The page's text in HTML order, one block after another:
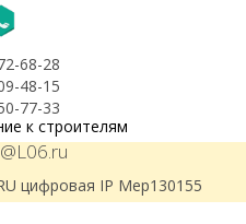
68-28
48-15
77-33
к строителям
цифровая IP Мер130155